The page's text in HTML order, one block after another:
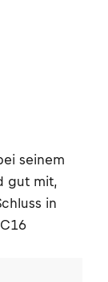
seinem
gut mit,
in